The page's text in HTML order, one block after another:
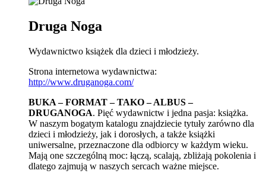
Druga Noga
Wydawnictwo książek dla dzieci i młodzieży.
Strona internetowa wydawnictwa:
http://www.druganoga.com/
BUKA – FORMAT – TAKO – ALBUS –
DRUGANOGA. Pięć wydawnictw i jedna pasja: książka.
W naszym bogatym katalogu znajdziecie tytuły zarówno dla
dzieci i młodzieży, jak i dorosłych, a także książki
uniwersalne, przeznaczone dla odbiorcy w każdym wieku.
Mają one szczególną moc: łączą, scalają, zbliżają pokolenia i
dlatego zajmują w naszych sercach ważne miejsce.